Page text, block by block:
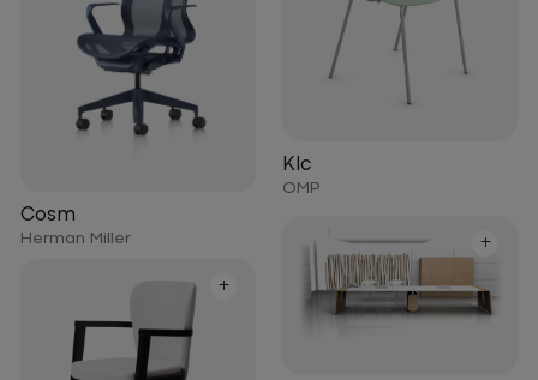
Klc
OMP
Cosm
Herman Miller +
+